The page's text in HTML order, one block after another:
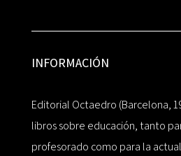
INFORMACIÓN
Editorial Octaedro (Barcelona,
libros sobre educación, tanto
profesorado como para la